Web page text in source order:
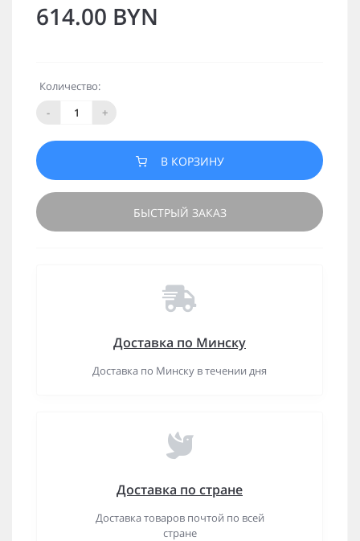
614.00 BYN
Количество:
-
+
В КОРЗИНУ
БЫСТРЫЙ ЗАКАЗ
Доставка по Минску
Доставка по Минску в течении дня
Доставка по стране
Доставка товаров почтой по всей
стране